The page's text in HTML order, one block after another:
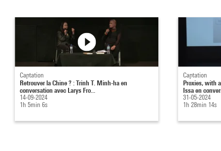
Captation
Retrouver la Chine ? : Trinh T. Minh-ha en
conversation avec Larys Fro...
14-09-2024
1h 5min 6s
Captation
Proxies, with
Issa en
31-05-2024
1h 28min 14s